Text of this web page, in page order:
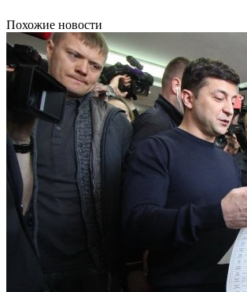
Похожие новости